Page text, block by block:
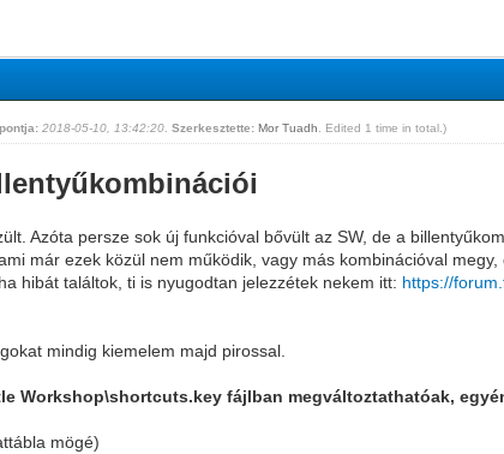
2018-05-10, 13:42:20 .Szerkesztette: Mor Tuadh . Edited 1 time in total.)
Azóta persze sok új funkcióval bővült az SW, de a
már ezek közül nem működik, vagy más kombinációval
hibát találtok, ti is nyugodtan jelezzétek nekem itt: https://
mindig kiemelem majd pirossal.
Workshop\shortcuts.key fájlban megváltoztathatóak,
mögé)